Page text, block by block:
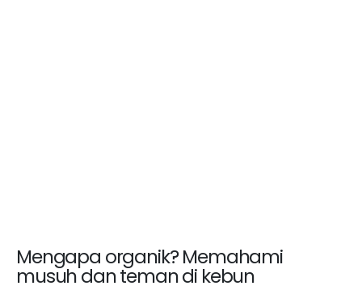
Mengapa organik? Memahami
musuh dan teman di kebun